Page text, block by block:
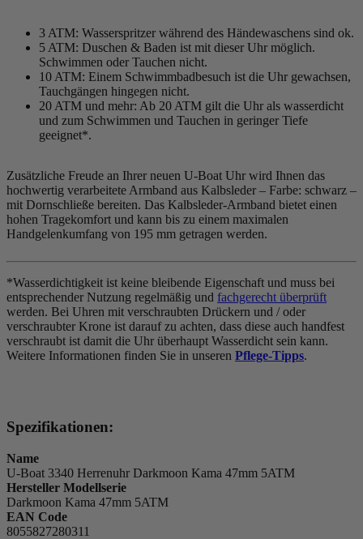
3 ATM: Wasserspritzer während des Händewaschens sind ok.
5 ATM: Duschen & Baden ist mit dieser Uhr möglich.
Schwimmen oder Tauchen nicht.
10 ATM: Einem Schwimmbadbesuch ist die Uhr gewachsen,
Tauchgängen hingegen nicht.
20 ATM und mehr: Ab 20 ATM gilt die Uhr als wasserdicht
und zum Schwimmen und Tauchen in geringer Tiefe
geeignet*.
Zusätzliche Freude an Ihrer neuen U-Boat Uhr wird Ihnen das
hochwertig verarbeitete Armband aus Kalbsleder – Farbe: schwarz –
mit Dornschließe bereiten. Das Kalbsleder-Armband bietet einen
hohen Tragekomfort und kann bis zu einem maximalen
Handgelenkumfang von 195 mm getragen werden.
*Wasserdichtigkeit ist keine bleibende Eigenschaft und muss bei
entsprechender Nutzung regelmäßig und fachgerecht überprüft
werden. Bei Uhren mit verschraubten Drückern und / oder
verschraubter Krone ist darauf zu achten, dass diese auch handfest
verschraubt ist damit die Uhr überhaupt Wasserdicht sein kann.
Weitere Informationen finden Sie in unseren Pflege-Tipps.
Spezifikationen:
Name
U-Boat 3340 Herrenuhr Darkmoon Kama 47mm 5ATM
Hersteller Modellserie
Darkmoon Kama 47mm 5ATM
EAN Code
8055827280311